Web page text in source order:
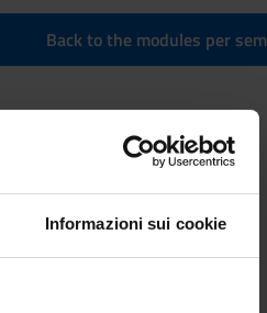
Informazioni sui cookie
Back to the modules per
(interuniversity)